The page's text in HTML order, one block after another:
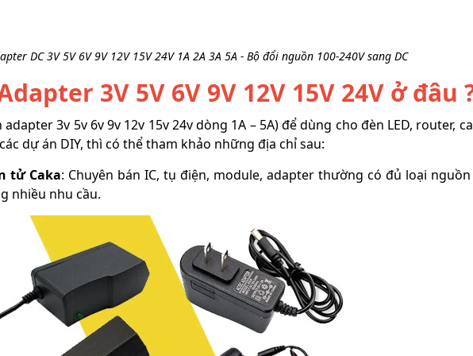
DC 3V 5V 6V 9V 12V 15V 24V 1A 2A 3A 5A - Bộ đổi nguồn 100-240V sang DC
3V 5V 6V 9V 12V 15V 24V ở đâu
3v 5v 6v 9v 12v 15v 24v dòng 1A – 5A) để dùng cho đèn LED, router,
dự án DIY, thì có thể tham khảo những địa chỉ sau:
tử Caka: Chuyên bán IC, tụ điện, module, adapter thường có đủ loại
nhiều nhu cầu.